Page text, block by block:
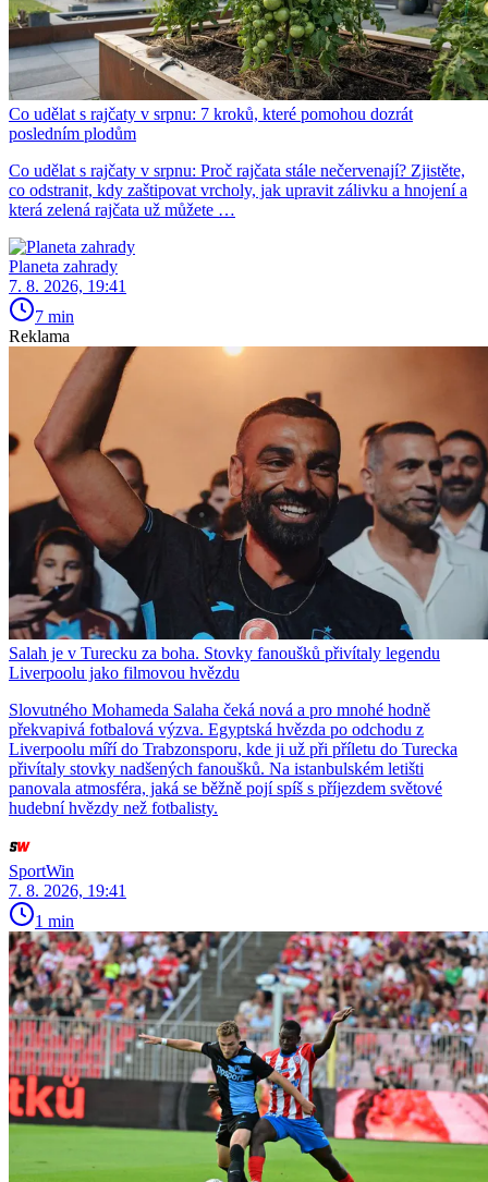
Co udělat s rajčaty v srpnu: 7 kroků, které pomohou dozrát
posledním plodům
Co udělat s rajčaty v srpnu: Proč rajčata stále nečervenají? Zjistěte,
co odstranit, kdy zaštipovat vrcholy, jak upravit zálivku a hnojení a
která zelená rajčata už můžete …
Planeta zahrady
7. 8. 2026, 19:41
7 min
Reklama
Salah je v Turecku za boha. Stovky fanoušků přivítaly legendu
Liverpoolu jako filmovou hvězdu
Slovutného Mohameda Salaha čeká nová a pro mnohé hodně
překvapivá fotbalová výzva. Egyptská hvězda po odchodu z
Liverpoolu míří do Trabzonsporu, kde ji už při příletu do Turecka
přivítaly stovky nadšených fanoušků. Na istanbulském letišti
panovala atmosféra, jaká se běžně pojí spíš s příjezdem světové
hudební hvězdy než fotbalisty.
SportWin
7. 8. 2026, 19:41
1 min